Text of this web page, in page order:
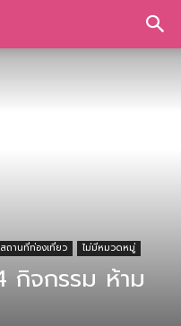
สถานที่ท่องเที่ยว ไม่มีหมวดหมู่
กิจกรรม ห้าม